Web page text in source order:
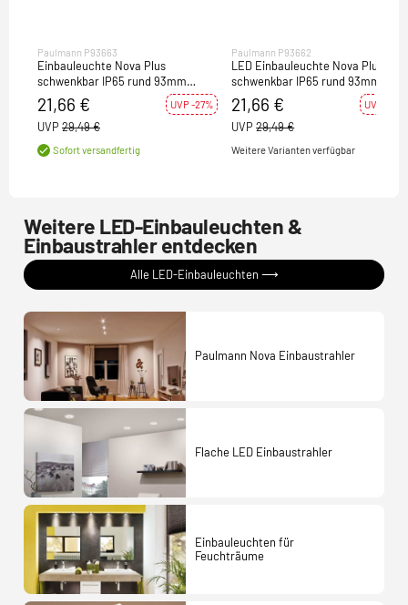
Paulmann P93663
Einbauleuchte Nova Plus
schwenkbar IP65 rund 93mm
GU5,3 / GU10 max. 35W dimmbar
Weiß matt/Chrom
21,66 € UVP -27%
UVP 29,49 €
Sofort versandfertig
Paulmann P93662
LED Einbauleuchte Nova Plus
schwenkbar IP65 rund 93mm
GU5,3 / GU10 dimmbar Eisen
gebürstet
21,66 € UVP -27%
UVP 29,49 €
Weitere Varianten verfügbar
Weitere LED-Einbauleuchten &
Einbaustrahler entdecken
Alle LED-Einbauleuchten ⟶
Paulmann Nova Einbaustrahler
Flache LED Einbaustrahler
Einbauleuchten für
Feuchträume